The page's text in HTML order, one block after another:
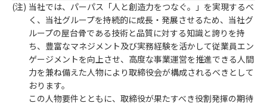
当社では、パーパス「人と創造力をつなぐ。」を実現するべ
く、当社グループを持続的に成長・発展させるため、当社グ
ループの屋台骨である技術と品質に対する知識と誇りを持
ち、豊富なマネジメント及び実務経験を活かして従業員エン
ゲージメントを向上させ、高度な事業運営を推進できる人間
力を兼ね備えた人物により取締役会が構成されるべきとして
おります。
この人物要件とともに、取締役が果たすべき役割発揮の期待